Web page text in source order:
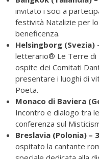
invitato i soci a
festività Natalizie per
beneficenza.
Helsingborg (Svezia)
letterario® Le Terre di
ospite dei Comitati
presentare i luoghi di
Poeta.
Monaco di Baviera
Incontro e dialogo tra
conferenza sul
Breslavia (Polonia) –
ospitato la cantante